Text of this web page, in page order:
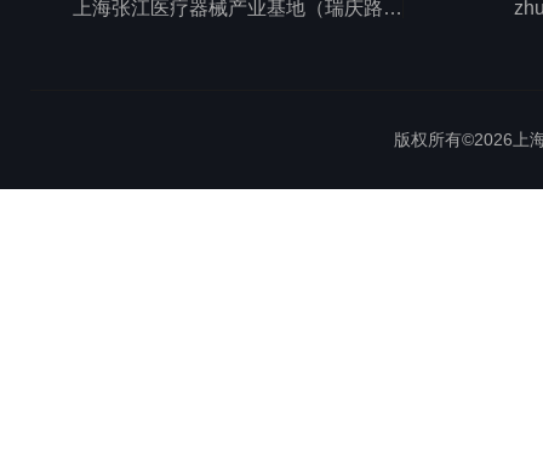
上海张江医疗器械产业基地（瑞庆路528号）
版权所有©2026